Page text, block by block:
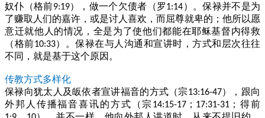
奴仆（格前9:19），做一个欠债者（罗1:14）。保禄并不是为
了赚取人们的嘉许，或是讨人喜欢，而屈尊就卑的；他所以愿
意迁就他人的情况，全是为了使他们都能在耶稣基督内得救
（格前10:33）。保禄在与人沟通和宣讲时，方式和层次往往
不同，就是基于这个原因。
传教方式多样化
保禄向犹太人及皈依者宣讲福音的方式（宗13:16-47），跟向
外邦人传播福音喜讯的方式（宗14:15-17 ； 17:31-31 ；得前